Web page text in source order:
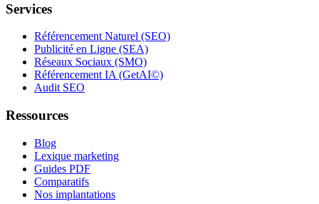
Services
Référencement Naturel (SEO)
Publicité en Ligne (SEA)
Réseaux Sociaux (SMO)
Référencement IA (GetAI©)
Audit SEO
Ressources
Blog
Lexique marketing
Guides PDF
Comparatifs
Nos implantations